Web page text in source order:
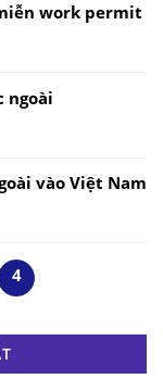
work permit
ngoài
vào Việt Nam
4